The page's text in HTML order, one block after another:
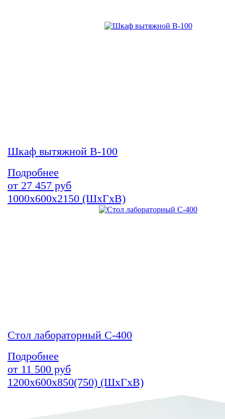
Шкаф вытяжной В-100
Подробнее
от 27 457 руб
1000х600х2150 (ШхГхВ)
Стол лабораторный С-400
Подробнее
от 11 500 руб
1200х600х850(750) (ШхГхВ)